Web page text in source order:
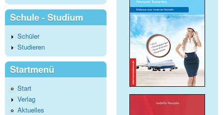
Schule - Studium
Schüler
Studieren
Startmenü
Start
Verlag
Aktuelles